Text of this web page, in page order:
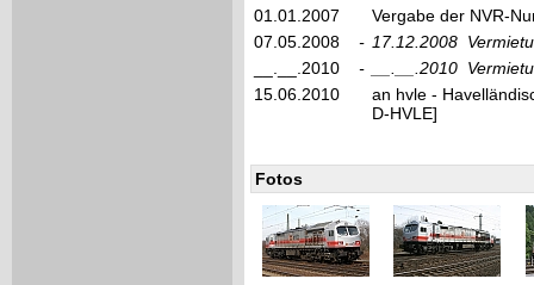
01.01.2007
Vergabe der NVR-
07.05.2008
- 17.12.2008
__.__.2010
- __.__.2010
15.06.2010
an hvle -
D-HVLE]
Fotos